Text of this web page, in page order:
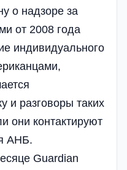
о надзоре за
от 2008 года
индивидуального
и разговоры таких
они контактируют
АНБ.
Guardian